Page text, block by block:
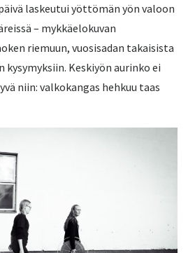
laskeutui yöttömän yön valoon
– mykkäelokuvan
riemuun, vuosisadan takaisista
Keskiyön aurinko ei
niin: valkokangas hehkuu taas